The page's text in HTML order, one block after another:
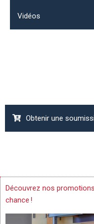
Vidéos
Obtenir une
Découvrez nos
chance !